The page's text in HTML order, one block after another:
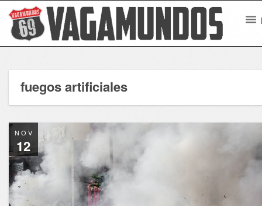
fuegos artificiales
NOV
12